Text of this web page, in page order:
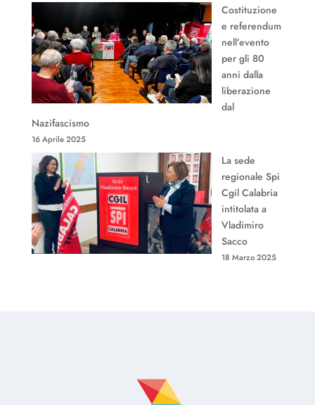
Costituzione
e referendum
nell’evento
per gli 80
anni dalla
liberazione
dal
Nazifascismo
16 Aprile 2025
La sede
regionale Spi
Cgil Calabria
intitolata a
Vladimiro
Sacco
18 Marzo 2025